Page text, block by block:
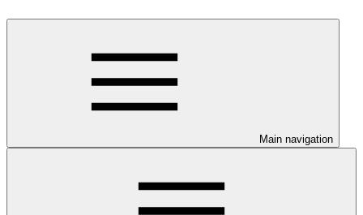
Main navigation